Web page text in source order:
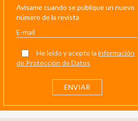
Avísame cuando se publique un nuevo
número de la revista
He leído y acepto la información
de Protección de Datos